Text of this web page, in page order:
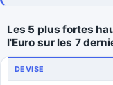
Les 5 plus fortes
l'Euro sur les 7
DEVISE